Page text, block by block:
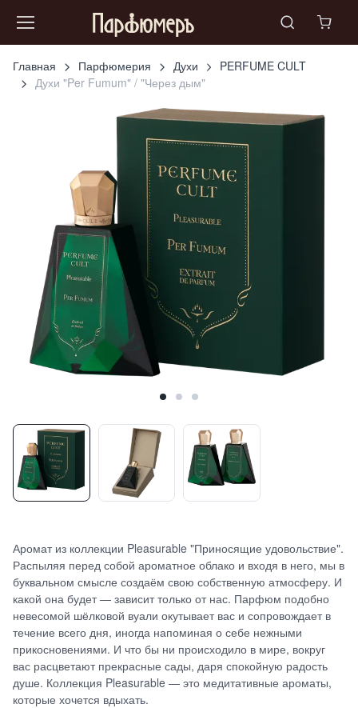
Главная Парфюмерия Духи
PERFUME CULT
Духи "Per Fumum" / "Через дым"
Аромат из коллекции Pleasurable "Приносящие удовольствие".
Распыляя перед собой ароматное облако и входя в него, мы в
буквальном смысле создаём свою собственную атмосферу. И
какой она будет — зависит только от нас. Парфюм подобно
невесомой шёлковой вуали окутывает вас и сопровождает в
течение всего дня, иногда напоминая о себе нежными
прикосновениями. И что бы ни происходило в мире, вокруг
вас расцветают прекрасные сады, даря спокойную радость
душе. Коллекция Pleasurable — это медитативные ароматы,
которые хочется вдыхать.